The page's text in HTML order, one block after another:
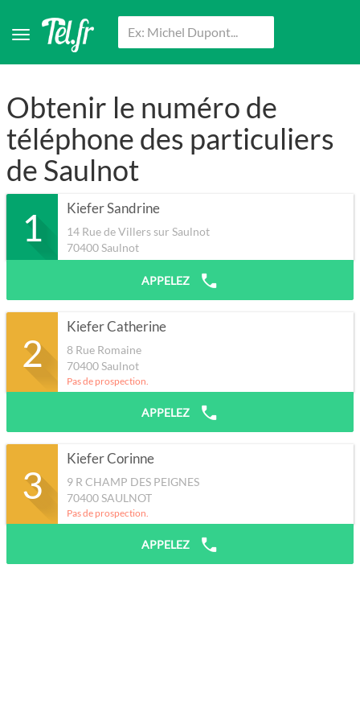
Obtenir le numéro de
téléphone des particuliers
de Saulnot
1 Kiefer Sandrine
14 Rue de Villers sur Saulnot
70400Saulnot
APPELEZ
2
Kiefer Catherine
8 Rue Romaine
70400Saulnot
Pas de prospection.
APPELEZ
3
Kiefer Corinne
9 R CHAMP DES PEIGNES
70400SAULNOT
Pas de prospection.
APPELEZ